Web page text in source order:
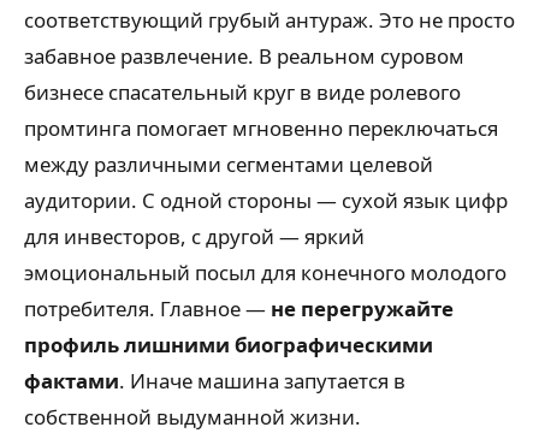
соответствующий грубый антураж. Это не просто
забавное развлечение. В реальном суровом
бизнесе спасательный круг в виде ролевого
промтинга помогает мгновенно переключаться
между различными сегментами целевой
аудитории. С одной стороны — сухой язык цифр
для инвесторов, с другой — яркий
эмоциональный посыл для конечного молодого
потребителя. Главное — не перегружайте
профиль лишними биографическими
фактами. Иначе машина запутается в
собственной выдуманной жизни.